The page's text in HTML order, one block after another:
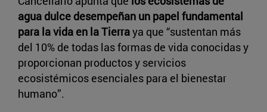
agua dulce desempeñan un papel fundamental
para la vida en la Tierraya que “sustentan más
del 10% de todas las formas de vida conocidas y
proporcionan productos y servicios
ecosistémicos esenciales para el bienestar
humano”.